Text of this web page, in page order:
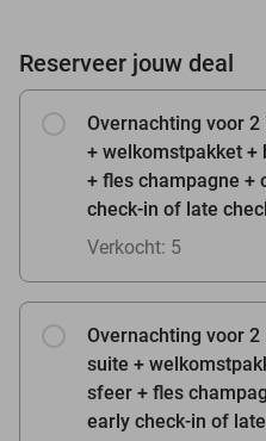
Reserveer jouw deal
Overnachting voor 2
+ welkomstpakket
+ fles champagne +
check-in of late
Verkocht: 5
Overnachting voor
suite +
sfeer + fles
early check-in of